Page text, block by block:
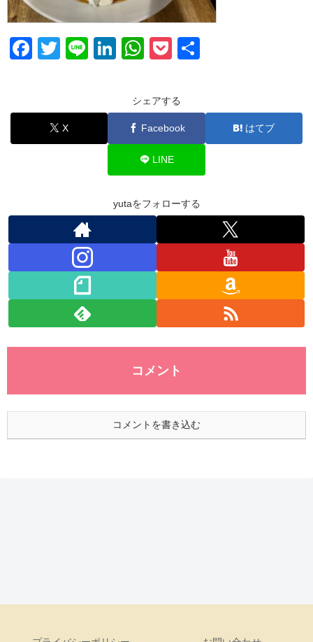
F
e
b
T
er
Li
Li
e
dI
W
at
s
A
p
p
P
ck
et
シェアする
X Facebook はてブ
LINE
yutaをフォローする
コメント
コメントを書き込む